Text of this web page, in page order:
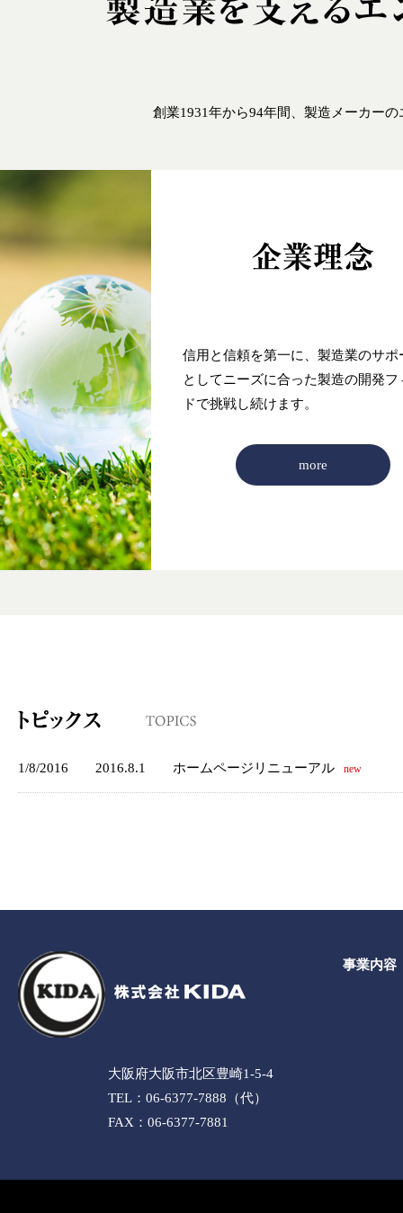
創業1931年から94年間、製造メーカー
信用と信頼を第一に、製造業のサポ
としてニーズに合った製造の開発フ
ドで挑戦し続けます。
more
1/8/2016 2016.8.1 ホームページリニューアル new
大阪府大阪市北区豊崎1-5-4
TEL：06-6377-7888（代）
FAX：06-6377-7881
事業内容